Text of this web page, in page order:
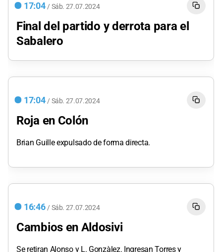
17:04 / Sáb. 27.07.2024
Final del partido y derrota para el
Sabalero
17:04 / Sáb. 27.07.2024
Roja en Colón
Brian Guille expulsado de forma directa.
16:46 / Sáb. 27.07.2024
Cambios en Aldosivi
Se retiran Alonso y L. Gonzàlez. Ingresan Torres y